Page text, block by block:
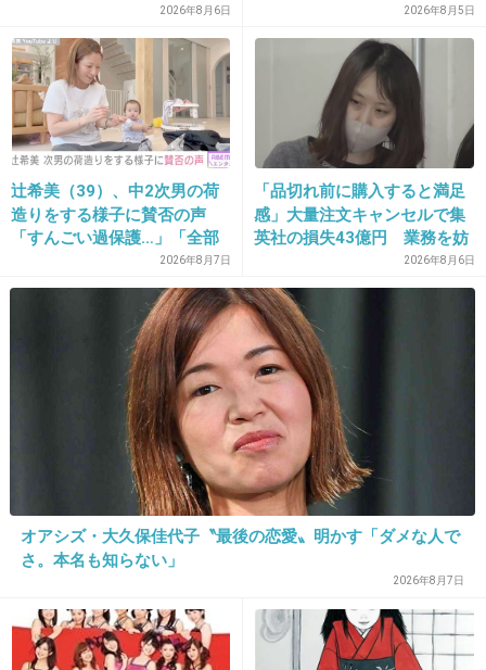
-1
23. 匿名 2014/05/28(水) 12:04:49
太っていて良い事って何一つないって事か
+138 -0
素朴な質問ですが、埋葬？火葬？
それにもよるかと。。
心よりご冥福をお祈りいたします。
+32
2014/05/28(水) 12:06:41
世界最重量マニュエル・ウリベ氏、ゾーン
ダエットで180kgの減量成功。 - YouTube
場は綺麗、ドリンクバー無料
→賛否両論、場所によって全
然違う「コンビニバイトの方
がマシ」との声も
2026年8月6日 2026年8月5日
辻希美（39）、中2次男の荷
造りをする様子に賛否の声
「すんごい過保護…」「全部
ママが準備してくれるんだ」
2026年8月7日
「品切れ前に購入すると満足
感」大量注文キャンセルで集
英社の損失43億円 業務を妨
害した疑いで32歳女を逮捕
2026年8月6日
オアシズ・大久保佳代子〝最後の恋愛〟明かす「ダメな人で
さ。本名も知らない」
2026年8月7日